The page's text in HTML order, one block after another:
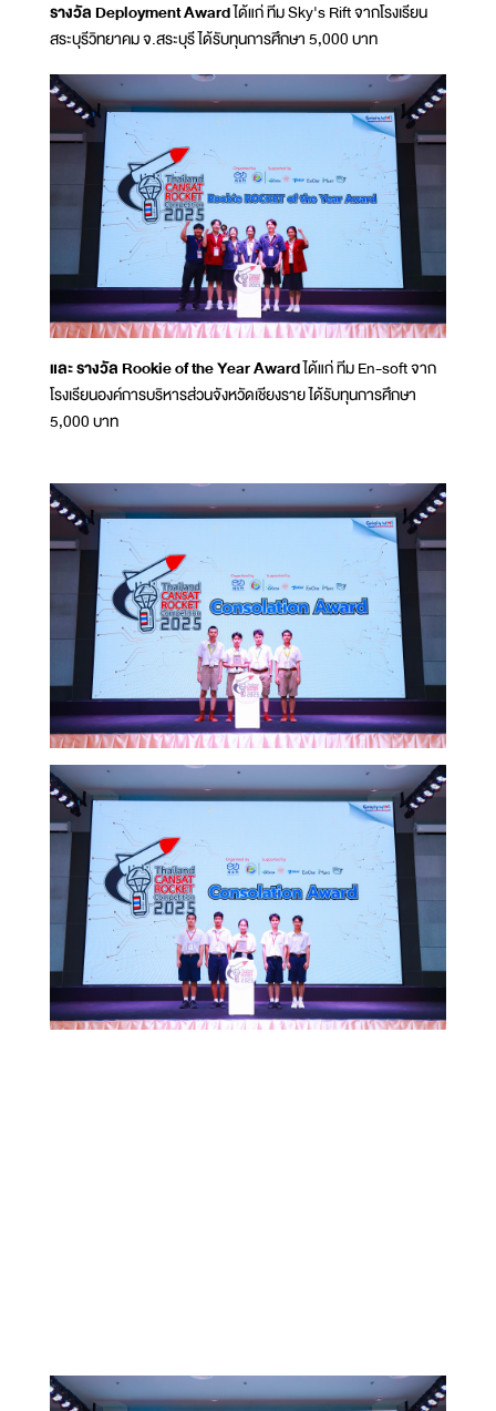
รางวัล Deployment Awardได้แก่ ทีม Sky's Rift จากโรงเรียน
สระบุรีวิทยาคม จ.สระบุรี ได้รับทุนการศึกษา 5,000 บาท
และ รางวัล Rookie of the Year Awardได้แก่ ทีม En-soft จาก
โรงเรียนองค์การบริหารส่วนจังหวัดเชียงราย ได้รับทุนการศึกษา
5,000 บาท